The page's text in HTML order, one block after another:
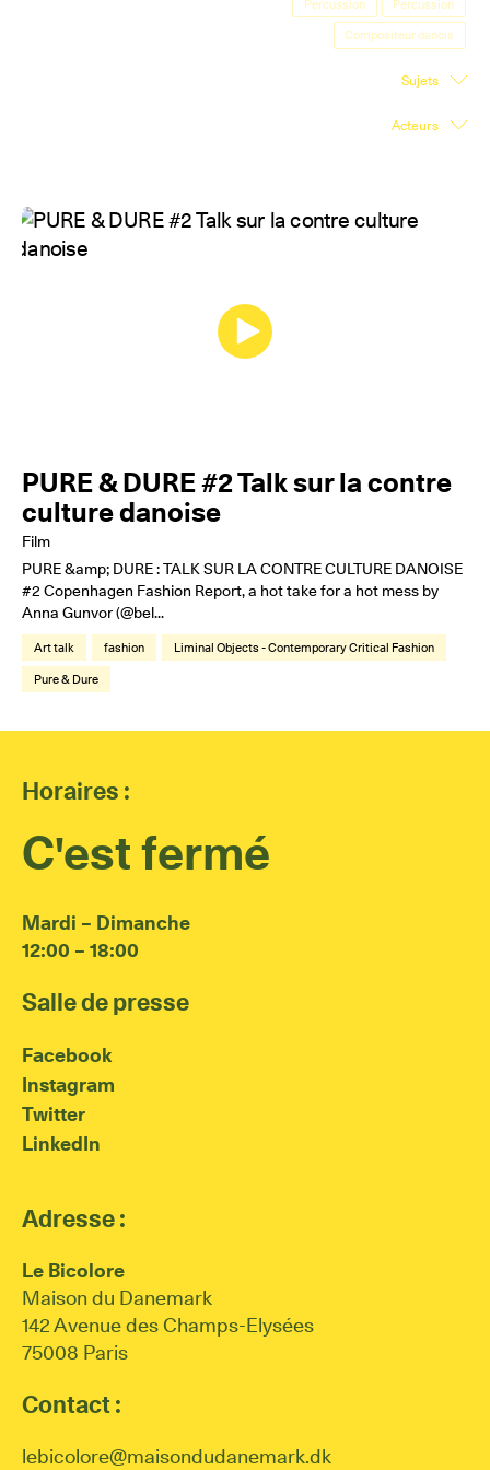
En
Percussion
Percussion
Compositeur danois
Sujets
Acteurs
PURE & DURE #2 Talk sur la contre
culture danoise
Film
PURE &amp; DURE : TALK SUR LA CONTRE CULTURE DANOISE
#2 Copenhagen Fashion Report, a hot take for a hot mess by
Anna Gunvor (@bel...
Art talk fashion
Liminal Objects - Contemporary Critical Fashion
Pure & Dure
Horaires :
C'est fermé
Mardi – Dimanche
12:00 – 18:00
Salle de presse
Facebook
Instagram
Twitter
LinkedIn
Adresse :
Le Bicolore
Maison du Danemark
142 Avenue des Champs-Elysées
75008 Paris
Contact :
lebicolore@maisondudanemark.dk